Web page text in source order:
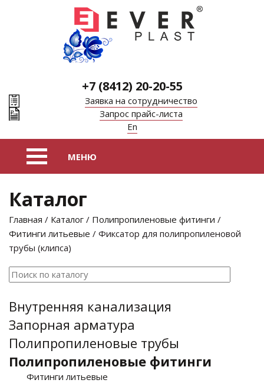
+7 (8412) 20-20-55
Заявка на сотрудничество
Запрос прайс-листа
En
Каталог
Главная / Каталог / Полипропиленовые фитинги /
Фитинги литьевые / Фиксатор для полипропиленовой
трубы (клипса)
Внутренняя канализация
Запорная арматура
Полипропиленовые трубы
Полипропиленовые фитинги
Фитинги литьевые